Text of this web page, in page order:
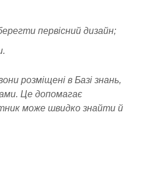
первісний дизайн;
розміщені в Базі знань,
Це допомагає
може швидко знайти й